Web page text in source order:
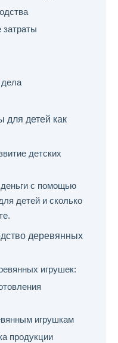
затраты
дела
для детей как
детских
с помощью
детей и сколько
деревянных
игрушек:
игрушкам
продукции